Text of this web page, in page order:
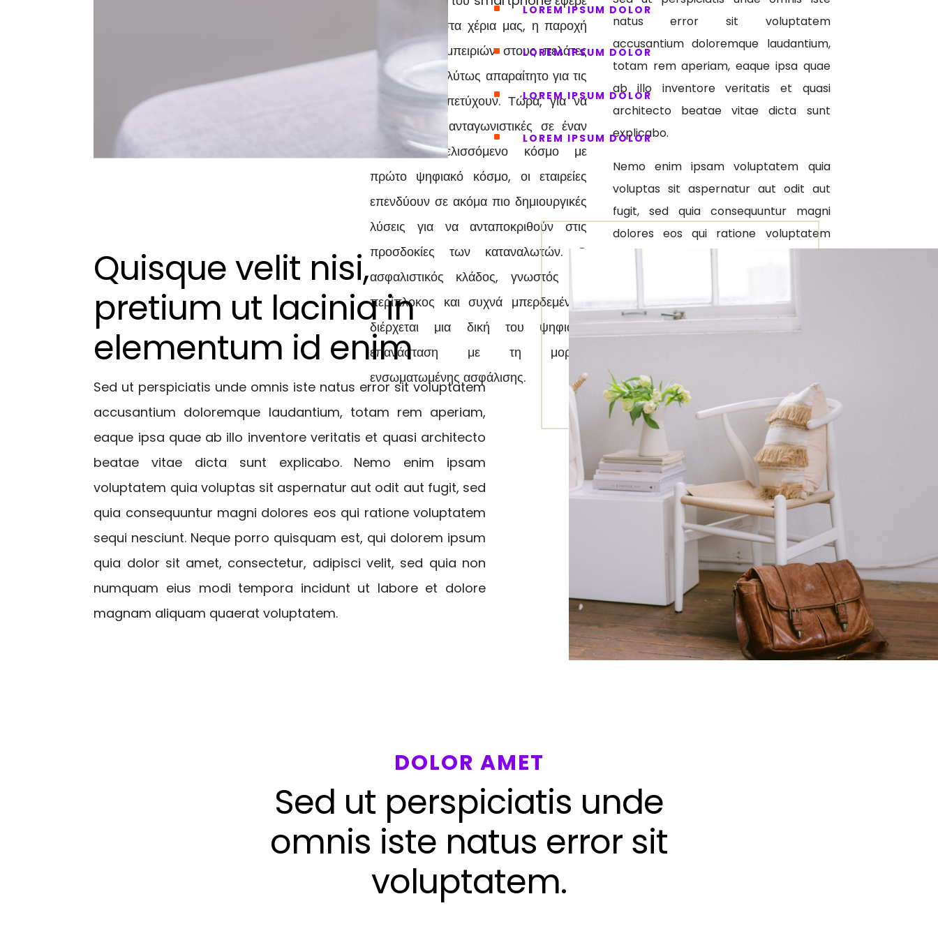
την ευκολία στα χέρια μας, η παροχή
εξαιρετικών εμπειριών στους πελάτες
σας ήταν απολύτως απαραίτητο για τις
εταιρείες να πετύχουν. Τώρα, για να
παραμείνουν ανταγωνιστικές σε έναν
συνεχώς εξελισσόμενο κόσμο με
πρώτο ψηφιακό κόσμο, οι εταιρείες
επενδύουν σε ακόμα πιο δημιουργικές
λύσεις για να ανταποκριθούν στις
προσδοκίες των καταναλωτών. Ο
ασφαλιστικός κλάδος, γνωστός ως
περίπλοκος και συχνά μπερδεμένος,
διέρχεται μια δική του ψηφιακή
επανάσταση με τη μορφή
ενσωματωμένης ασφάλισης.
natus error sit voluptatem
accusantium doloremque laudantium,
totam rem aperiam, eaque ipsa quae
ab illo inventore veritatis et quasi
architecto beatae vitae dicta sunt
explicabo.
Nemo enim ipsam voluptatem quia
voluptas sit aspernatur aut odit aut
fugit, sed quia consequuntur magni
dolores eos qui ratione voluptatem
sequi nesciunt. Neque porro quisquam
amet, consectetur, adipisci velit, sed
quia non numquam eius modi tempora
https://www.insurancethoughtleaders
hip.com/ecosystems/whats-next-
embedded-insurance
https://www.insurancethoughtleaders
hip.com/ecosystems/whats-next-
embedded-insurance
^ LOREM IPSUM DOLOR
^ LOREM IPSUM DOLOR
^ LOREM IPSUM DOLOR
^ LOREM IPSUM DOLOR
Quisque velit nisi,
pretium ut lacinia in
elementum id enim
Sed ut perspiciatis unde omnis iste natus error sit voluptatem
accusantium doloremque laudantium, totam rem aperiam,
eaque ipsa quae ab illo inventore veritatis et quasi architecto
beatae vitae dicta sunt explicabo. Nemo enim ipsam
voluptatem quia voluptas sit aspernatur aut odit aut fugit, sed
quia consequuntur magni dolores eos qui ratione voluptatem
sequi nesciunt. Neque porro quisquam est, qui dolorem ipsum
quia dolor sit amet, consectetur, adipisci velit, sed quia non
numquam eius modi tempora incidunt ut labore et dolore
magnam aliquam quaerat voluptatem.
DOLOR AMET
Sed ut perspiciatis unde
omnis iste natus error sit
voluptatem.